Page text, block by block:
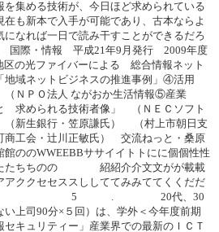
集める技術が、今日ほど求められている
も新本で入手が可能であり、古本ならよ
になれば一日で読み干すことができるだろ
国際・情報 平成21年9月発行 2009年度
の光ファイバーによる 総合情報ネット
域ネットビジネスの推進事例」④活用
（ＮＰＯ法人 ながおか生活情報⑤産業
求められる技術者像」 （ＮＥＣソフト
新生銀行・笠原謙氏） （村上市朝日支
工会・辻川正敏氏） 交流ねっと・桑原
ののWWEEBBササイイトトにに個個性性
たたちちのの 紹紹介介文文がが載載
アククセセススししててみみててくくだだ
icati 5 . 20代、30
上司90分×５回）は、学外＜今年度前期
キュリティー」産業界での最新のＩＣＴ